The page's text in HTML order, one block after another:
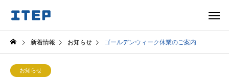
新着情報 お知らせ ゴールデンウィーク休業のご案内
お知らせ